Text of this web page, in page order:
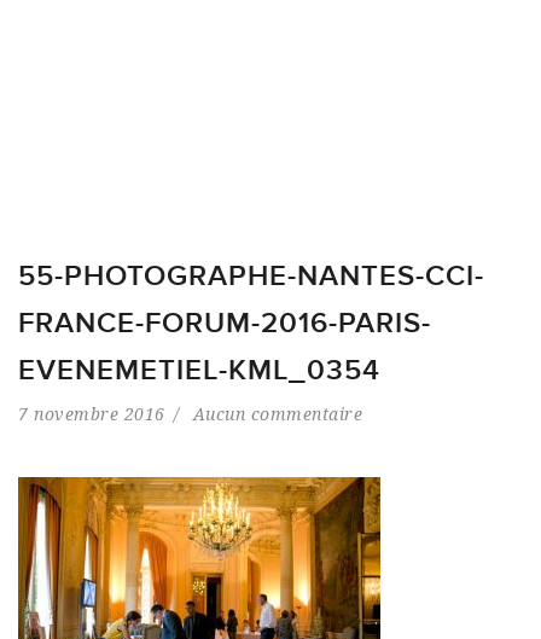
55-PHOTOGRAPHE-NANTES-CCI-
FRANCE-FORUM-2016-PARIS-
EVENEMETIEL-KML_0354
7 novembre 2016 Aucun commentaire